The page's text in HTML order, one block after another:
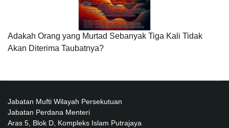
Adakah Orang yang Murtad Sebanyak Tiga Kali Tidak
Akan Diterima Taubatnya?
Jabatan Mufti Wilayah Persekutuan
Jabatan Perdana Menteri
Aras 5, Blok D, Kompleks Islam Putrajaya